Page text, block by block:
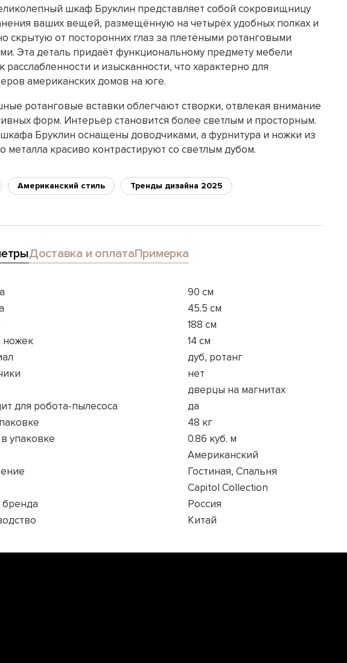
шкаф Бруклин представляет собой сокровищницу
ваших вещей, размещённую на четырёх удобных полках и
скрытую от посторонних глаз за плетёными ротанговыми
Эта деталь придаёт функциональному предмету мебели
расслабленности и изысканности, что характерно для
американских домов на юге.
ротанговые вставки облегчают створки, отвлекая внимание
форм. Интерьер становится более светлым и просторным.
Бруклин оснащены доводчиками, а фурнитура и ножки из
металла красиво контрастируют со светлым дубом.
Американский стиль Тренды дизайна 2025
Доставка и оплатаПримерка
90 см
45.5 см
188 см
ножек
14 см
дуб, ротанг
нет
дверцы на магнитах
для робота-пылесоса
да
48 кг
упаковке
0.86 куб. м
Американский
Гостиная, Спальня
Capitol Collection
бренда
Россия
Китай